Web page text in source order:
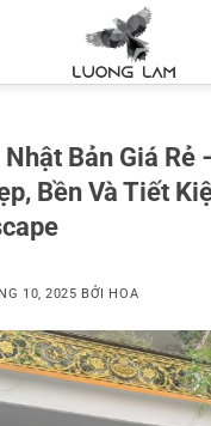
Bản Giá Rẻ
Bền Và Tiết
10, 2025 BỞI HOA